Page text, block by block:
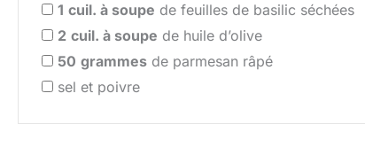
1 cuil. à soupe de feuilles de basilic séchées
2 cuil. à soupe de huile d’olive
50 grammes de parmesan râpé
sel et poivre